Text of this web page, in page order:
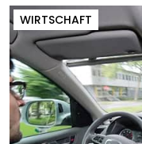
WIRTSCHAFT